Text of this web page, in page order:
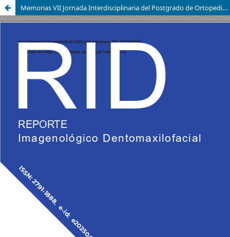
Memorias VII Jornada Interdisciplinaria del Postgrado de Ortopedia Dentofacial y Ortodoncia de la Facultad de Odontología de la Universidad de Carabobo, Venezuela